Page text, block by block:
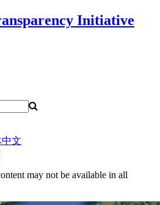
Initiative
文
may not be available in all